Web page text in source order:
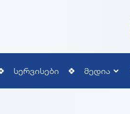
სერვისები მედია